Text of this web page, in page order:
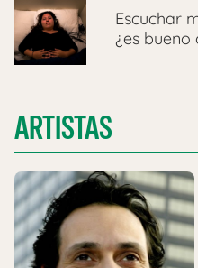
Escuchar
¿es bueno
ARTISTAS